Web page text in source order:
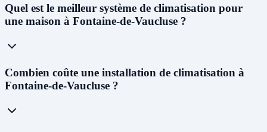
Quel est le meilleur système de climatisation pour
une maison à Fontaine-de-Vaucluse ?
À Fontaine-de-Vaucluse, avec leclimat méditerranéen et les étés
chauds
(dépassant souvent 35°C), nous recommandons une
air-air réversible multi-splitpour les maisons individuelles. Elle
économique. Pour remplacer une chaudière gaz ou fioul, la
Combien coûte une installation de climatisation à
Fontaine-de-Vaucluse ?